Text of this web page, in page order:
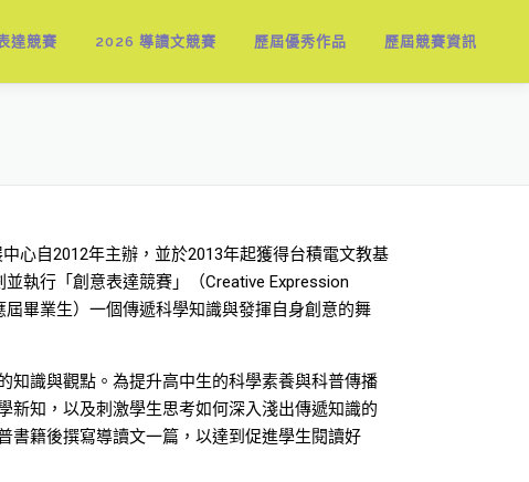
達競賽 2026 導讀文競賽 歷屆優秀作品 歷屆競賽資訊
自2012年主辦，並於2013年起獲得台積電文教基
執行「創意表達競賽」（Creative Expression
畢業生）一個傳遞科學知識與發揮自身創意的舞
識與觀點。為提升高中生的科學素養與科普傳播
新知，以及刺激學生思考如何深入淺出傳遞知識的
書籍後撰寫導讀文一篇，以達到促進學生閱讀好